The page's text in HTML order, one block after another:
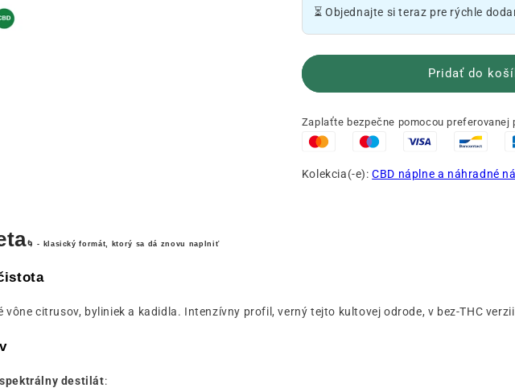
CBD
CBD
⏳ Objednajte si teraz pre rýchle
Pridať do
Zaplaťte bezpečne pomocou preferovanej
Kolekcia(-e):CBD náplne a náhradné
🌀- klasický formát, ktorý sa dá znovu naplniť
vône citrusov, byliniek a kadidla. Intenzívny profil, verný tejto kultovej odrode, v bez-THC
destilát: